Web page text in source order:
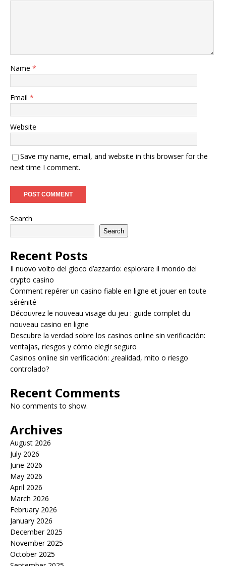
Name *
Email *
Website
Save my name, email, and website in this browser for the
next time I comment.
Search
Search
Recent Posts
Il nuovo volto del gioco d’azzardo: esplorare il mondo dei
crypto casino
Comment repérer un casino fiable en ligne et jouer en toute
sérénité
Découvrez le nouveau visage du jeu : guide complet du
nouveau casino en ligne
Descubre la verdad sobre los casinos online sin verificación:
ventajas, riesgos y cómo elegir seguro
Casinos online sin verificación: ¿realidad, mito o riesgo
controlado?
Recent Comments
No comments to show.
Archives
August 2026
July 2026
June 2026
May 2026
April 2026
March 2026
February 2026
January 2026
December 2025
November 2025
October 2025